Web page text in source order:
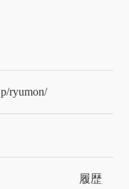
ryumon/
履歴